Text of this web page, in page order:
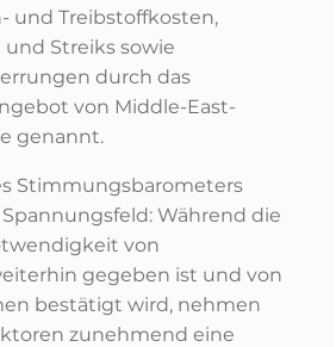
und Treibstoffkosten,
Streiks sowie
durch das
von Middle-East-
genannt.
Stimmungsbarometers
Während die
von
gegeben ist und von
bestätigt wird, nehmen
zunehmend eine